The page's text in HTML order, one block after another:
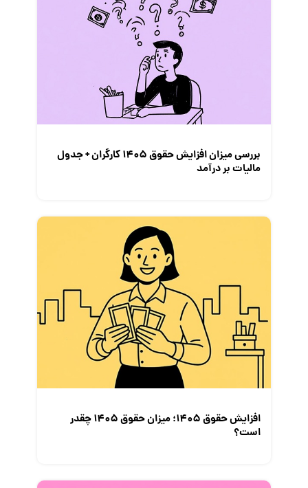
گزارش‌های آماری
معرفی متخصصان منابع انسانی
بررسی میزان افزایش حقوق 1405 کارگران + جدول
مالیات بر درآمد
افزایش حقوق 1405؛ میزان حقوق 1405 چقدر
است؟